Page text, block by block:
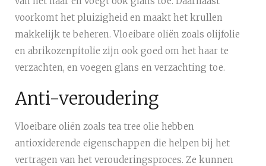
voorkomt het pluizigheid en maakt het krullen
makkelijk te beheren. Vloeibare oliën zoals olijfolie
en abrikozenpitolie zijn ook goed om het haar te
verzachten, en voegen glans en verzachting toe.
Anti-veroudering
Vloeibare oliën zoals tea tree olie hebben
antioxiderende eigenschappen die helpen bij het
vertragen van het verouderingsproces. Ze kunnen